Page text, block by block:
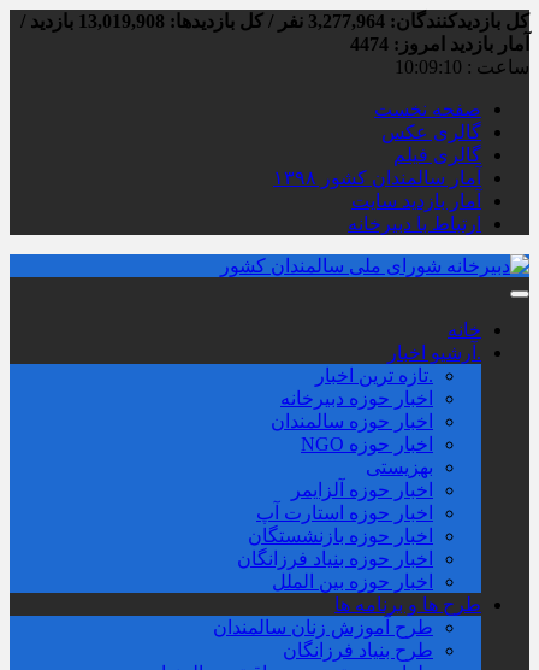
کل بازدیدکنند‌گان: 3,277,964 نفر / کل بازدیدها: 13,019,908 بازدید /
آمار بازدید امروز: 4474
ساعت : 10:09:11
صفحه نخست
گالری عکس
گالری فیلم
آمار سالمندان کشور ۱۳۹۸
آمار بازدید سایت
ارتباط با دبیرخانه
خانه
.آرشیو اخبار
.تازه ترین اخبار
اخبار حوزه دبیرخانه
اخبار حوزه سالمندان
اخبار حوزه NGO
بهزیستی
اخبار حوزه آلزايمر
اخبار حوزه استارت آپ
اخبار حوزه بازنشستگان
اخبار حوزه بنیاد فرزانگان
اخبار حوزه بین الملل
طرح ها و برنامه ها
طرح آموزش زنان سالمندان
طرح بنیاد فرزانگان